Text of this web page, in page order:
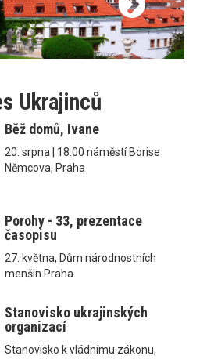
Ukrajinců
Běž domů, Ivane
20. srpna | 18:00 náměstí Borise
Němcova, Praha
Porohy - 33, prezentace
časopisu
27. května, Dům národnostních
menšin Praha
Stanovisko ukrajinských
organizací
Stanovisko k vládnímu zákonu,